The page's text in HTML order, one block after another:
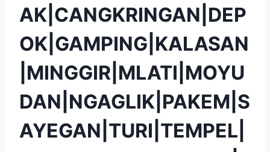
AK|CANGKRINGAN|DEP
OK|GAMPING|KALASAN
|MINGGIR|MLATI|MOYU
DAN|NGAGLIK|PAKEM|S
AYEGAN|TURI|TEMPEL|